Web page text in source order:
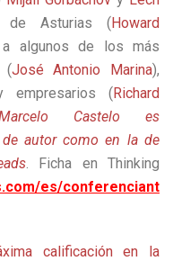
de Asturias (Howard
algunos de los más
(José Antonio Marina),
empresarios (Richard
Castelo es
autor como en la de
. Ficha en Thinking
es/conferenciant
calificación en la